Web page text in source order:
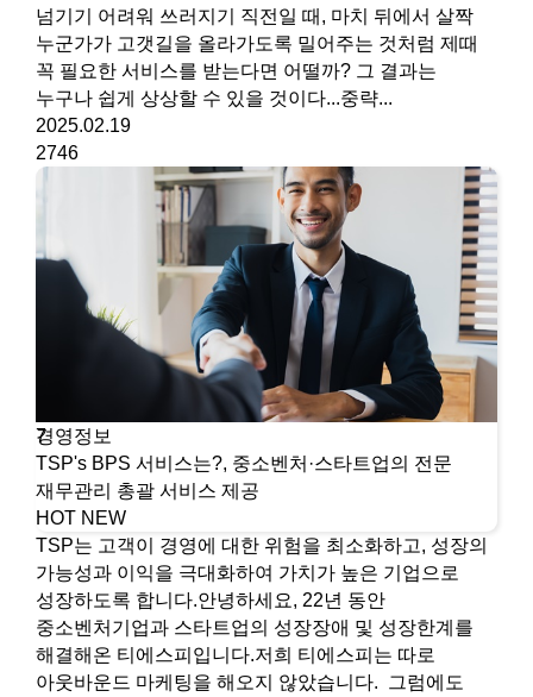
넘기기 어려워 쓰러지기 직전일 때, 마치 뒤에서 살짝
누군가가 고갯길을 올라가도록 밀어주는 것처럼 제때
꼭 필요한 서비스를 받는다면 어떨까? 그 결과는
누구나 쉽게 상상할 수 있을 것이다...중략...
2025.02.19
2746
경영정보
7
TSP's BPS 서비스는?, 중소벤처·스타트업의 전문
재무관리 총괄 서비스 제공
HOT NEW
TSP는 고객이 경영에 대한 위험을 최소화하고, 성장의
가능성과 이익을 극대화하여 가치가 높은 기업으로
성장하도록 합니다.안녕하세요, 22년 동안
중소벤처기업과 스타트업의 성장장애 및 성장한계를
해결해온 티에스피입니다.저희 티에스피는 따로
아웃바운드 마케팅을 해오지 않았습니다. 그럼에도